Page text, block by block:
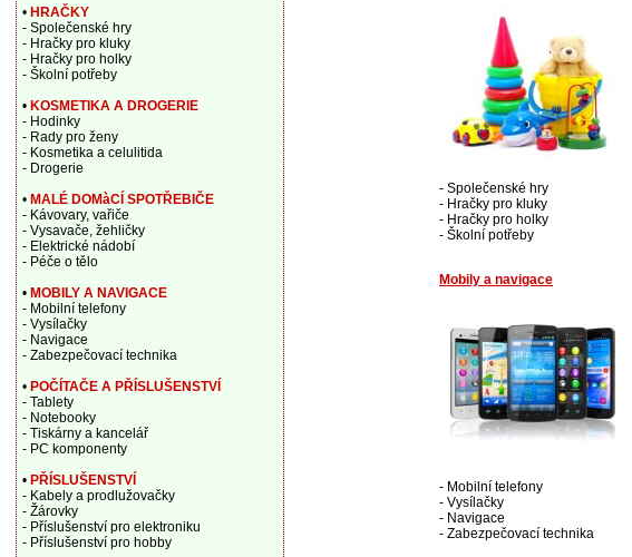
- Společenské hry
- Hračky pro kluky
- Hračky pro holky
- Školní potřeby
Mobily a navigace
- Mobilní telefony
- Vysílačky
- Navigace
- Zabezpečovací technika
• HRAČKY
- Společenské hry
- Hračky pro kluky
- Hračky pro holky
- Školní potřeby
• KOSMETIKA A DROGERIE
- Hodinky
- Rady pro ženy
- Kosmetika a celulitida
- Drogerie
• MALÉ DOMàCÍ SPOTŘEBIČE
- Kávovary, vařiče
- Vysavače, žehličky
- Elektrické nádobí
- Péče o tělo
• MOBILY A NAVIGACE
- Mobilní telefony
- Vysílačky
- Navigace
- Zabezpečovací technika
• POČÍTAČE A PŘÍSLUŠENSTVÍ
- Tablety
- Notebooky
- Tiskárny a kancelář
- PC komponenty
• PŘÍSLUŠENSTVÍ
- Kabely a prodlužovačky
- Žárovky
- Příslušenství pro elektroniku
- Příslušenství pro hobby